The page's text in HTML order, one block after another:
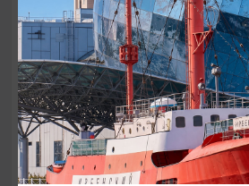
01.02.2026 - 31.12.2026, 13:00
Куршская коса
ОТ 2500₽